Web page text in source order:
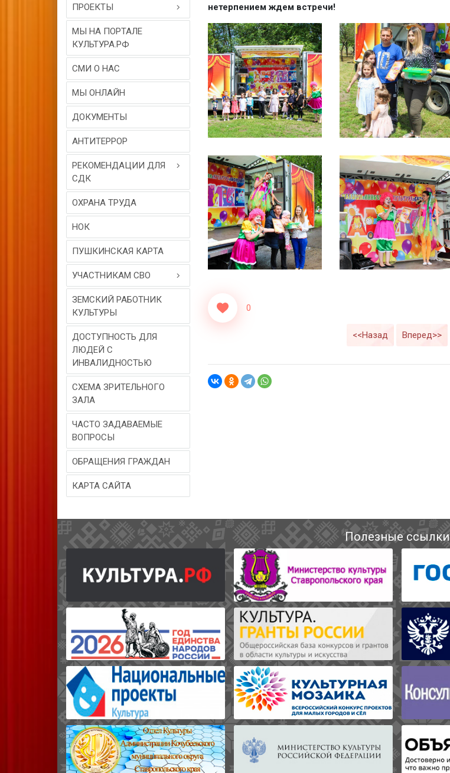
ПРОЕКТЫ
МЫ НА ПОРТАЛЕ
КУЛЬТУРА.РФ
СМИ О НАС
МЫ ОНЛАЙН
ДОКУМЕНТЫ
АНТИТЕРРОР
РЕКОМЕНДАЦИИ ДЛЯ
СДК
ОХРАНА ТРУДА
НОК
ПУШКИНСКАЯ КАРТА
УЧАСТНИКАМ СВО
ЗЕМСКИЙ РАБОТНИК
КУЛЬТУРЫ
ДОСТУПНОСТЬ ДЛЯ
ЛЮДЕЙ С
ИНВАЛИДНОСТЬЮ
СХЕМА ЗРИТЕЛЬНОГО
ЗАЛА
ЧАСТО ЗАДАВАЕМЫЕ
ВОПРОСЫ
ОБРАЩЕНИЯ ГРАЖДАН
КАРТА САЙТА
нетерпением ждем встречи!
0
<<Назад Вперед>>
Полезные ссылки